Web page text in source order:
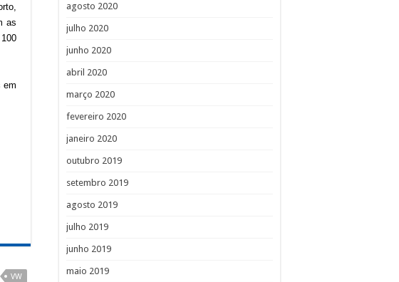
as
em
VW
agosto 2020
julho 2020
junho 2020
abril 2020
março 2020
fevereiro 2020
janeiro 2020
outubro 2019
setembro 2019
agosto 2019
julho 2019
junho 2019
maio 2019